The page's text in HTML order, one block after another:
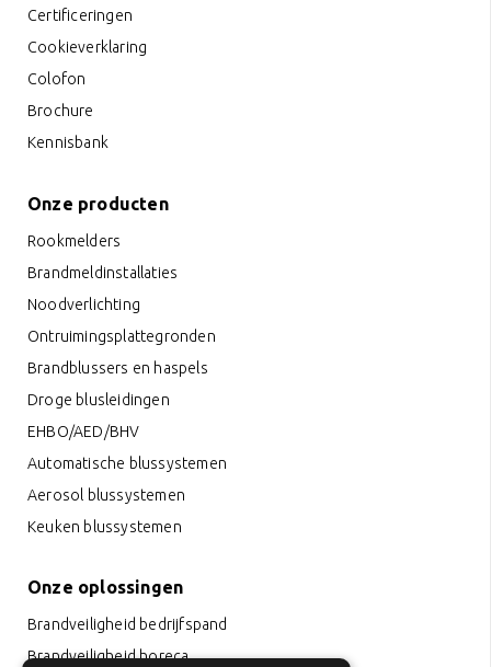
Certificeringen
Cookieverklaring
Colofon
Brochure
Kennisbank
Onze producten
Rookmelders
Brandmeldinstallaties
Noodverlichting
Ontruimingsplattegronden
Brandblussers en haspels
Droge blusleidingen
EHBO/AED/BHV
Automatische blussystemen
Aerosol blussystemen
Keuken blussystemen
Onze oplossingen
Brandveiligheid bedrijfspand
Brandveiligheid horeca